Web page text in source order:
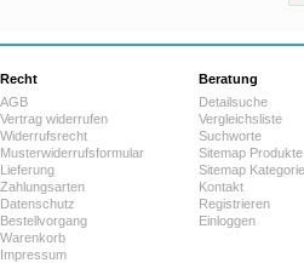
Recht
AGB
Vertrag widerrufen
Widerrufsrecht
Musterwiderrufsformular
Lieferung
Zahlungsarten
Datenschutz
Bestellvorgang
Warenkorb
Impressum
Beratung
Detailsuche
Vergleichsliste
Suchworte
Sitemap Produkte
Sitemap
Kontakt
Registrieren
Einloggen